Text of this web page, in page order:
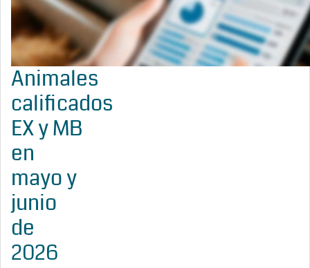
Animales
calificados
EX y MB
en
mayo y
junio
de
2026